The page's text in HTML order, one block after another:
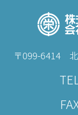
〒099-6414